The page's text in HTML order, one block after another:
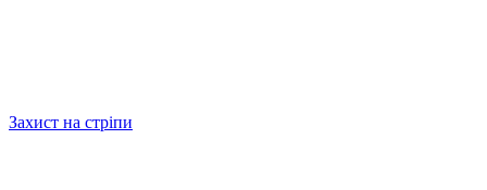
Захист на стріпи